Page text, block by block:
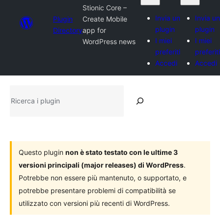
Plugin
Directory
Stionic Core –
Create Mobile
app for
WordPress news
Invia un
plugin
I miei
preferiti
Accedi
Invia un
plugin
I miei
preferiti
Accedi
Questo plugin non è stato testato con le ultime 3
versioni principali (major releases) di WordPress.
Potrebbe non essere più mantenuto, o supportato, e
potrebbe presentare problemi di compatibilità se
utilizzato con versioni più recenti di WordPress.